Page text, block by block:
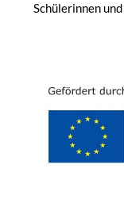
Schülerinnen